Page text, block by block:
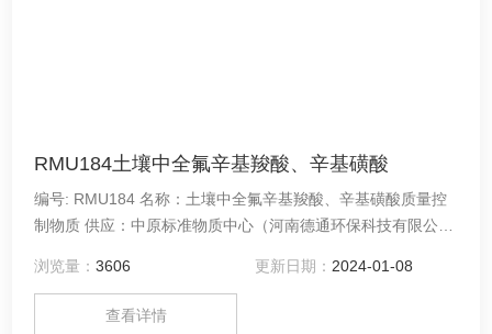
RMU184土壤中全氟辛基羧酸、辛基磺酸
编号: RMU184 名称：土壤中全氟辛基羧酸、辛基磺酸质量控
制物质 供应：中原标准物质中心（河南德通环保科技有限公
浏览量：3606 更新日期： 2024-01-08
查看详情